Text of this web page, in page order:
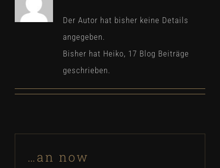
Der Autor hat bisher keine Details
angegeben.
Bisher hat Heiko, 17 Blog Beiträge
geschrieben.
…an now